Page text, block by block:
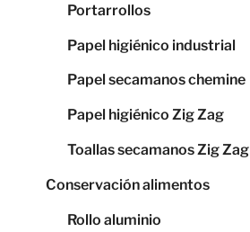
Portarrollos
Papel higiénico industrial
Papel secamanos chemine
Papel higiénico Zig Zag
Toallas secamanos Zig Zag
Conservación alimentos
Rollo aluminio